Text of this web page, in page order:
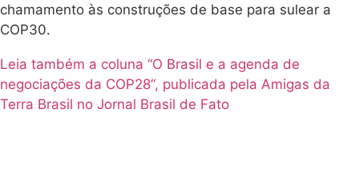
chamamento às construções de base para sulear a
COP30.
Leia também a coluna “O Brasil e a agenda de
negociações da COP28“, publicada pela Amigas da
Terra Brasil no Jornal Brasil de Fato